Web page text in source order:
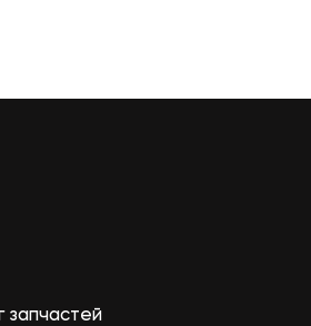
запчастей